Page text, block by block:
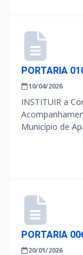
PORTARIA
10/04/2026
INSTITUIR a
Município de
PORTARIA
20/01/2026